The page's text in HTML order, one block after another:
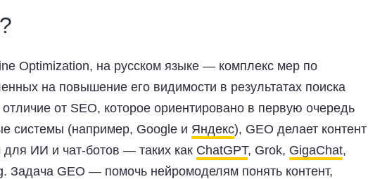
Optimization, на русском языке — комплекс мер по
на повышение его видимости в результатах поиска
от SEO, которое ориентировано в первую очередь
системы (например, Google и Яндекс), GEO делает контент
ИИ и чат-ботов — таких как ChatGPT, Grok, GigaChat,
Задача GEO — помочь нейромоделям понять контент,